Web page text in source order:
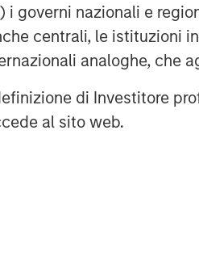
i governi nazionali e
centrali, le istituzioni
analoghe, che
di Investitore
al sito web.
investment
leveraging the
information about
im/